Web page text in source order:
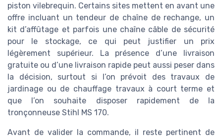
piston vilebrequin. Certains sites mettent en avant une
offre incluant un tendeur de chaîne de rechange, un
kit d’affûtage et parfois une chaîne câble de sécurité
pour le stockage, ce qui peut justifier un prix
légèrement supérieur. La présence d’une livraison
gratuite ou d’une livraison rapide peut aussi peser dans
la décision, surtout si l’on prévoit des travaux de
jardinage ou de chauffage travaux à court terme et
que l’on souhaite disposer rapidement de la
tronçonneuse Stihl MS 170.
Avant de valider la commande, il reste pertinent de